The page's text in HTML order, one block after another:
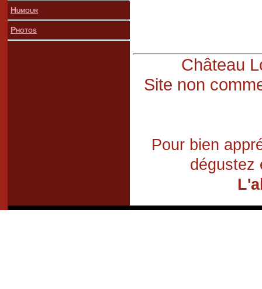
Humour
Photos
Château
Site non
Pour bien
dégustez